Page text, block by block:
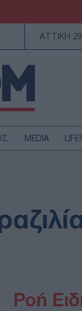
ΑΤΤΙΚΗ
MEDIA
ΤΕΧΝΟΛΟΓΙΑ
Ροή